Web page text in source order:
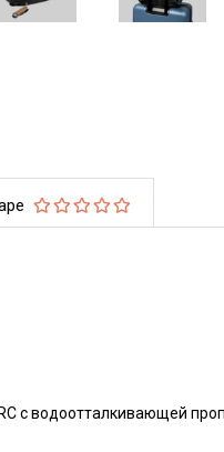
с водоотталкивающей